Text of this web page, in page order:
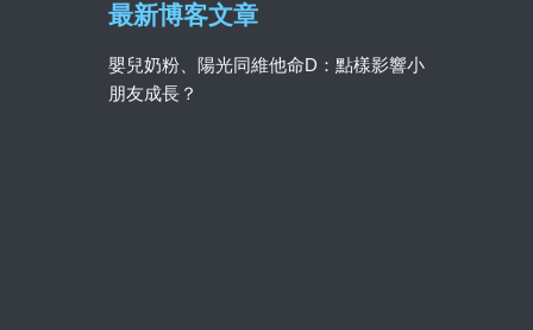
最新博客文章
嬰兒奶粉、陽光同維他命D：點樣影響小
朋友成長？